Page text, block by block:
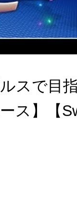
スで目
ス】【